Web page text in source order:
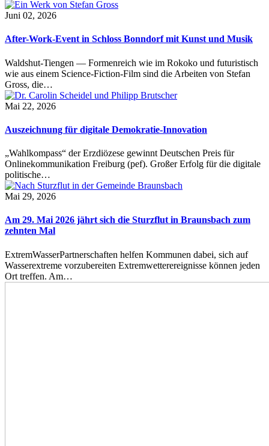
Juni 02, 2026
After-Work-Event in Schloss Bonndorf mit Kunst und Musik
Waldshut-Tiengen — Formenreich wie im Rokoko und futuristisch
wie aus einem Science-Fiction-Film sind die Arbeiten von Stefan
Gross, die…
Mai 22, 2026
Auszeichnung für digitale Demokratie-Innovation
„Wahlkompass“ der Erzdiözese gewinnt Deutschen Preis für
Onlinekommunikation Freiburg (pef). Großer Erfolg für die digitale
politische…
Mai 29, 2026
Am 29. Mai 2026 jährt sich die Sturzflut in Braunsbach zum
zehnten Mal
ExtremWasserPartnerschaften helfen Kommunen dabei, sich auf
Wasserextreme vorzubereiten Extremwetterereignisse können jeden
Ort treffen. Am…